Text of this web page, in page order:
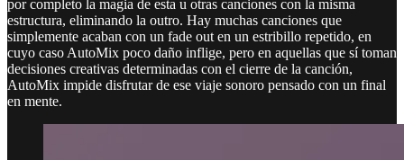
por completo la magia de esta u otras canciones con la misma
estructura, eliminando la outro. Hay muchas canciones que
simplemente acaban con un fade out en un estribillo repetido, en
cuyo caso AutoMix poco daño inflige, pero en aquellas que sí toman
decisiones creativas determinadas con el cierre de la canción,
AutoMix impide disfrutar de ese viaje sonoro pensado con un final
en mente.